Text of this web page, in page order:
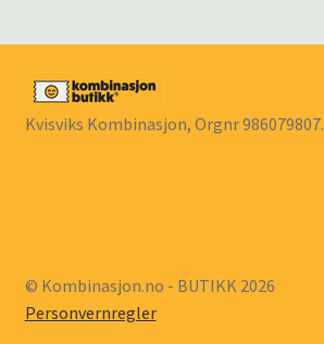
Kvisviks Kombinasjon, Orgnr 986079807.
© Kombinasjon.no - BUTIKK 2026
Personvernregler